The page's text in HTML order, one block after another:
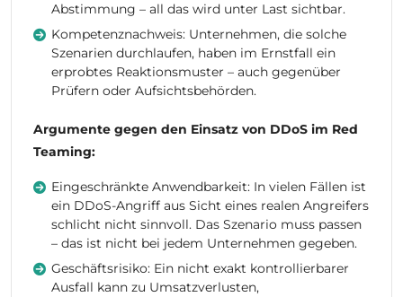
Abstimmung – all das wird unter Last sichtbar.
Kompetenznachweis: Unternehmen, die solche
Szenarien durchlaufen, haben im Ernstfall ein
erprobtes Reaktionsmuster – auch gegenüber
Prüfern oder Aufsichtsbehörden.
Argumente gegen den Einsatz von DDoS im Red
Teaming:
Eingeschränkte Anwendbarkeit: In vielen Fällen ist
ein DDoS-Angriff aus Sicht eines realen Angreifers
schlicht nicht sinnvoll. Das Szenario muss passen
– das ist nicht bei jedem Unternehmen gegeben.
Geschäftsrisiko: Ein nicht exakt kontrollierbarer
Ausfall kann zu Umsatzverlusten,